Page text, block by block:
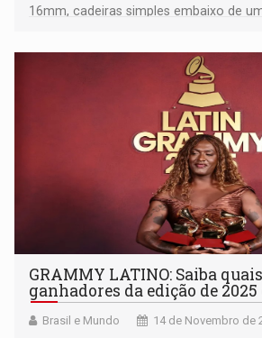
16mm, cadeiras simples embaixo de
GRAMMY LATINO: Saiba
ganhadores da edição de
Brasil e Mundo 14 de Novembro de